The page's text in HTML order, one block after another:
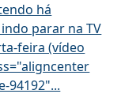
há
parar na TV
feira (vídeo
94192"...